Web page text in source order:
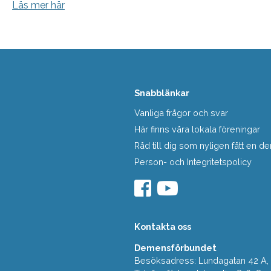
Läs mer här
Snabblänkar
Vanliga frågor och svar
Här finns våra lokala föreningar
Råd till dig som nyligen fått en
Person- och Integritetspolicy
Kontakta oss
Demensförbundet
Besöksadress: Lundagatan 42 A,